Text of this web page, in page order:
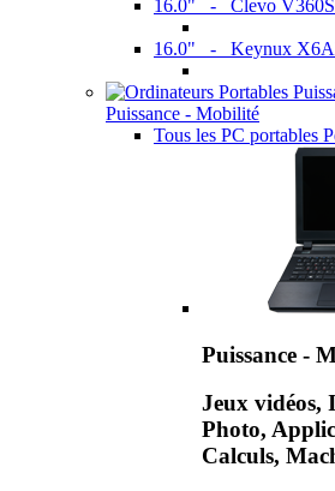
16.0" - Clevo
16.0" - Keynux
Puissance - Mobilité
Tous les PC portables
Puissance -
Jeux vidéos,
Photo,
Calculs,